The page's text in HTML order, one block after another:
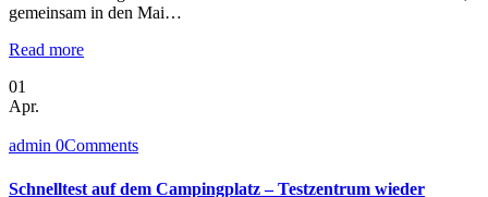
gemeinsam in den Mai…
Read more
01
Apr.
admin 0Comments
Schnelltest auf dem Campingplatz – Testzentrum wieder